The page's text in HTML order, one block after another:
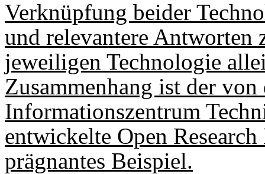
Verknüpfung beider
und relevantere Antworten
jeweiligen Technologie
Zusammenhang ist der
Informationszentrum
entwickelte Open
prägnantes Beispiel.